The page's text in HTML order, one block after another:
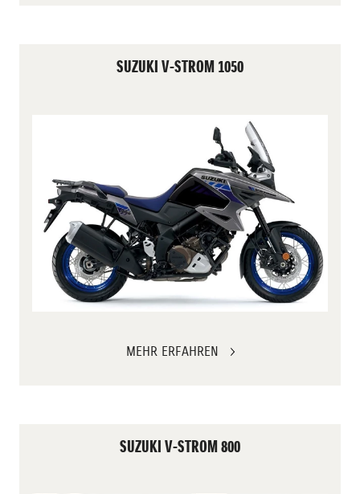
SUZUKI V-STROM 1050
MEHR ERFAHREN
SUZUKI V-STROM 800